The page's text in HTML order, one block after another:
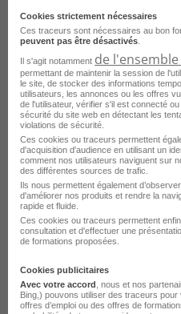
métierGreffier
Voir plus
Emploi Greffier Paris
Emploi Greffier Versailles
Emploi Greffier Bordeaux
Emploi Greffier Marseille
Emploi Greffier Metz
Emploi Greffier Lille
Emploi Greffier Fleury-
Emploi Greffier Nantes
Emploi Greffier Saintes
Emploi Greffier
Cookies strictement nécessaires
Ces traceurs sont nécessaires au bon
peuvent pas être désactivés
Il s'agit notamment de
permettant de maintenir la session de
le site, de stocker des informations
utilisateurs, les annonces ou les offres
de l'utilisateur, vérifier s'il est connecté
sécurité du site web en détectant les
violations de sécurité.
Ces cookies ou traceurs permettent
d'acquisition d'audience en utilisant un
comment nos utilisateurs naviguent sur
des différentes sources de trafic.
Ils nous permettent également
d'améliorer nos produits et rendre la
rapide et fluide.
Ces cookies ou traceurs permettent
consultation et d'effectuer une
de formations proposées.
Cookies publicitaires
Avec votre accord , nous et nos
Bing,) pouvons utiliser des traceurs
offres d’emploi ou des offres de